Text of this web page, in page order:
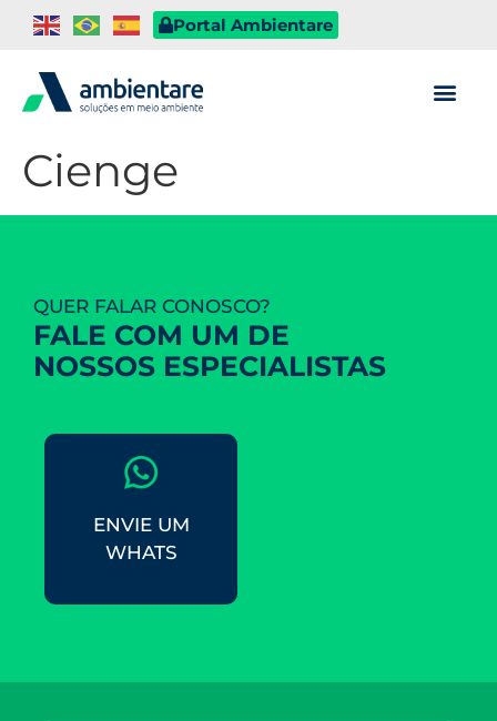
Portal Ambientare
Cienge
QUER FALAR CONOSCO?
FALE COM UM DE
NOSSOS ESPECIALISTAS
ENVIE UM
WHATS